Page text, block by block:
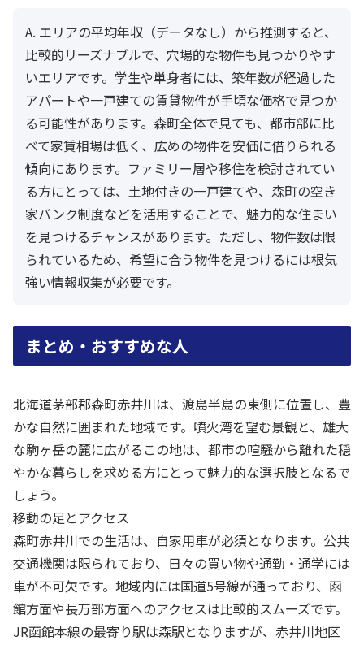
A. エリアの平均年収（データなし）から推測すると、
比較的リーズナブルで、穴場的な物件も見つかりやす
いエリアです。学生や単身者には、築年数が経過した
アパートや一戸建ての賃貸物件が手頃な価格で見つか
る可能性があります。森町全体で見ても、都市部に比
べて家賃相場は低く、広めの物件を安価に借りられる
傾向にあります。ファミリー層や移住を検討されてい
る方にとっては、土地付きの一戸建てや、森町の空き
家バンク制度などを活用することで、魅力的な住まい
を見つけるチャンスがあります。ただし、物件数は限
られているため、希望に合う物件を見つけるには根気
強い情報収集が必要です。
まとめ・おすすめな人
北海道茅部郡森町赤井川は、渡島半島の東側に位置し、豊
かな自然に囲まれた地域です。噴火湾を望む景観と、雄大
な駒ヶ岳の麓に広がるこの地は、都市の喧騒から離れた穏
やかな暮らしを求める方にとって魅力的な選択肢となるで
しょう。
移動の足とアクセス
森町赤井川での生活は、自家用車が必須となります。公共
交通機関は限られており、日々の買い物や通勤・通学には
車が不可欠です。地域内には国道5号線が通っており、函
館方面や長万部方面へのアクセスは比較的スムーズです。
JR函館本線の最寄り駅は森駅となりますが、赤井川地区